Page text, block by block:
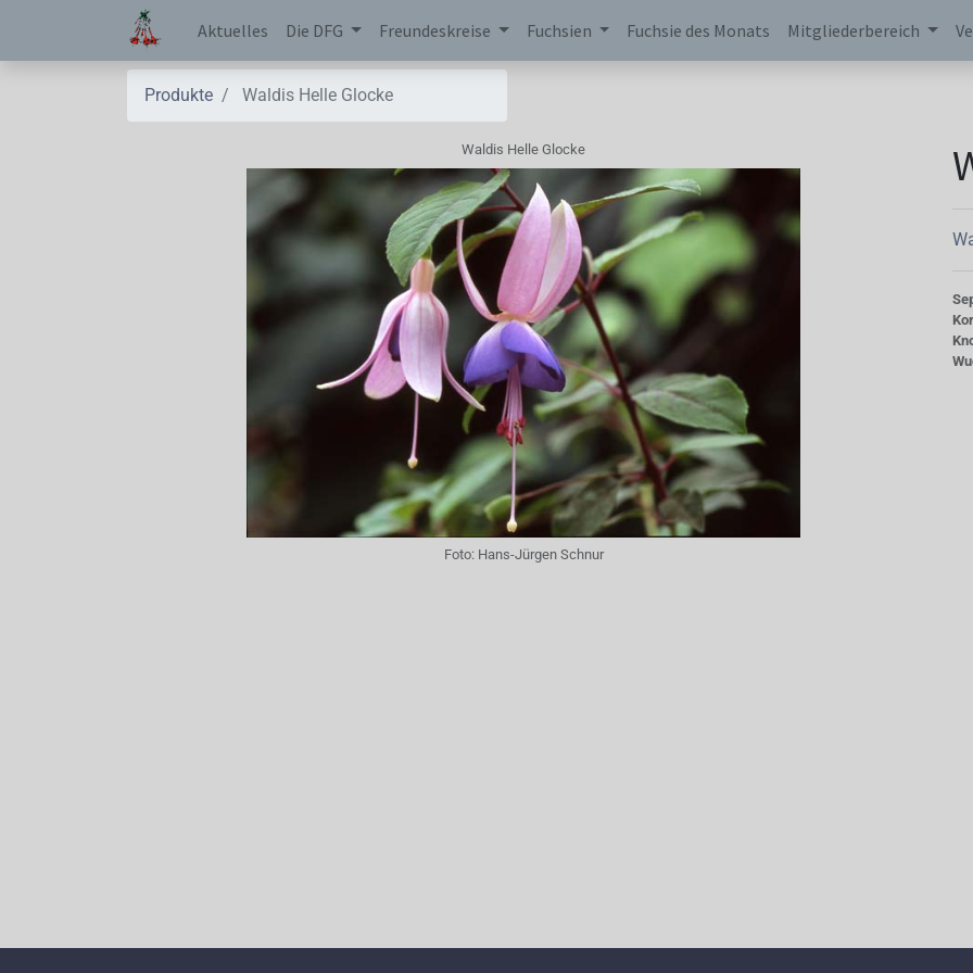
Aktuelles Die DFG Freundeskreise Fuchsien Fuchsie des Monats Mitgliederbereich
Produkte Waldis Helle Glocke
Waldis Helle Glocke
Foto: Hans-Jürgen Schnur